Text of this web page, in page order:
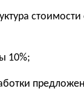
10%;